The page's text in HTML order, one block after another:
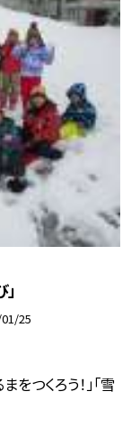
25
をつくろう！」「雪